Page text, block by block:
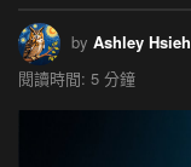
by Ashley Hsieh
閱讀時間: 5 分鐘